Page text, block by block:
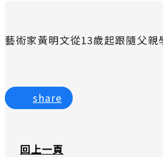
藝術家黃明文從13歲起跟隨父
share
回上一頁